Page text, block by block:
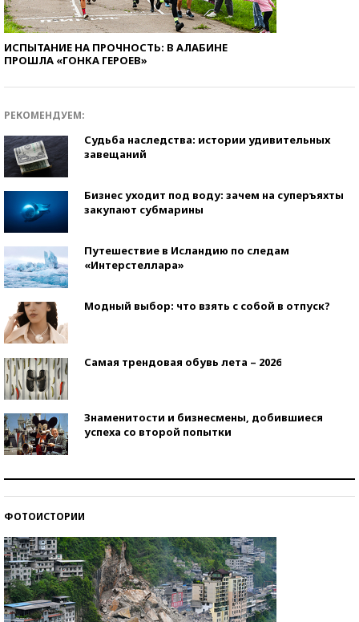
ИСПЫТАНИЕ НА ПРОЧНОСТЬ: В АЛАБИНЕ
ПРОШЛА «ГОНКА ГЕРОЕВ»
РЕКОМЕНДУЕМ:
Судьба наследства: истории удивительных
завещаний
Бизнес уходит под воду: зачем на суперъяхты
закупают субмарины
Путешествие в Исландию по следам
«Интерстеллара»
Модный выбор: что взять с собой в отпуск?
Самая трендовая обувь лета – 2026
Знаменитости и бизнесмены, добившиеся
успеха со второй попытки
ФОТОИСТОРИИ